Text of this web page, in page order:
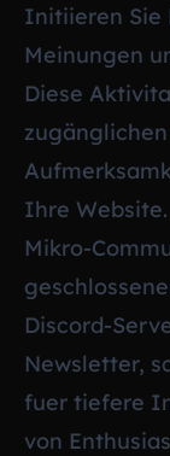
Initiieren Sie
Meinungen
Diese
Ihre
Mikro-
Discord-
Newsletter,
fuer tiefere
von